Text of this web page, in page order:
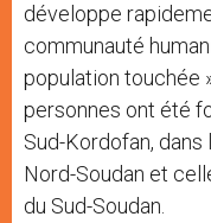
développe
communauté
population touchée
personnes ont été
Sud-Kordofan,
Nord-Soudan et
du Sud-Soudan.